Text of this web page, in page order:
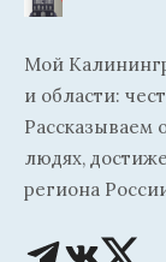
Мой
и области:
Рассказываем
людях,
региона